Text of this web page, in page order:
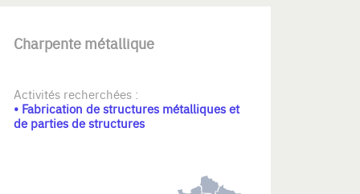
Charpente métallique
Activités recherchées :
• Fabrication de structures métalliques et
de parties de structures